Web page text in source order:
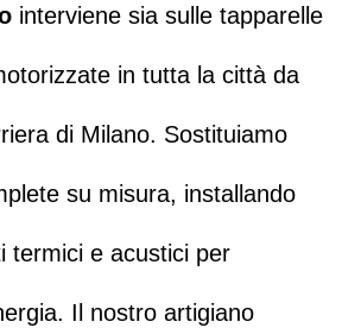
interviene sia sulle tapparelle
in tutta la città da
di Milano. Sostituiamo
su misura, installando
termici e acustici per
Il nostro artigiano